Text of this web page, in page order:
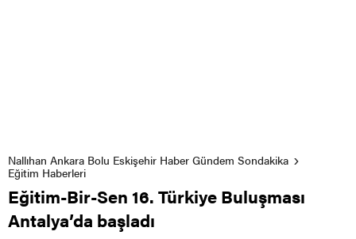
Nallıhan Ankara Bolu Eskişehir Haber Gündem Sondakika
Eğitim Haberleri
Eğitim-Bir-Sen 16. Türkiye Buluşması
Antalya’da başladı